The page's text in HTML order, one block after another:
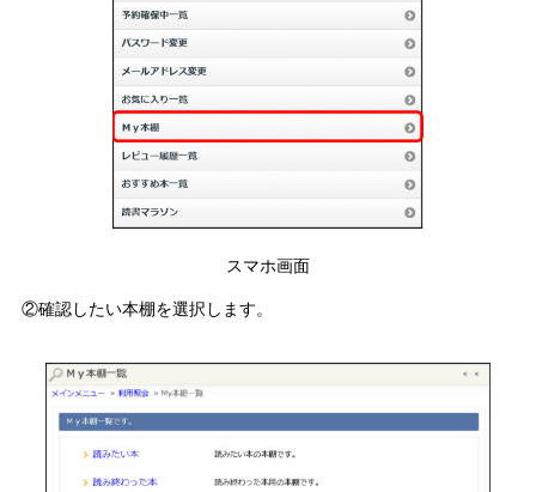
スマホ画面
②確認したい本棚を選択します。